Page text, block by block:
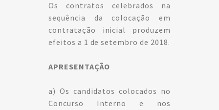
Os contratos celebrados na
sequência da colocação em
contratação inicial produzem
efeitos a 1 de setembro de 2018.
APRESENTAÇÃO
a) Os candidatos colocados no
Concurso Interno e nos